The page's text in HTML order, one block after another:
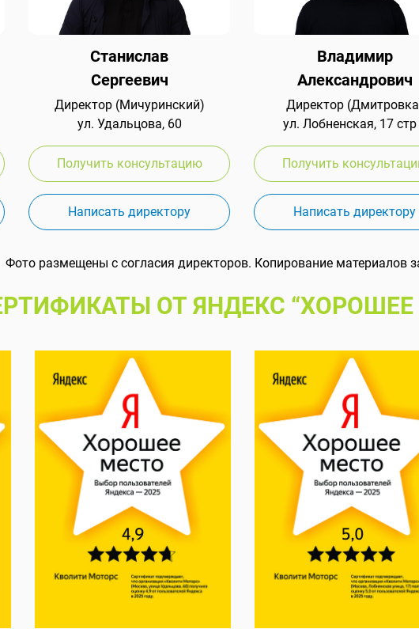
Станислав
Сергеевич
Директор (Мичуринский)
ул. Удальцова, 60
Получить консультацию
Написать директору
Владимир
Александрович
Директор
ул. Лобненская, 17 стр
Получить
Написать директору
Фото размещены с согласия директоров. Копирование материалов
ОТ ЯНДЕКС “ХОРОШЕЕ